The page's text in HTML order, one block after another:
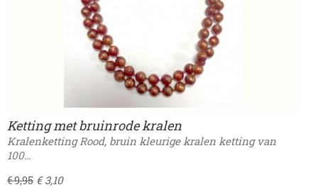
Ketting met bruinrode kralen
Kralenketting Rood, bruin kleurige kralen ketting van
100…
€ 9,95 € 3,10